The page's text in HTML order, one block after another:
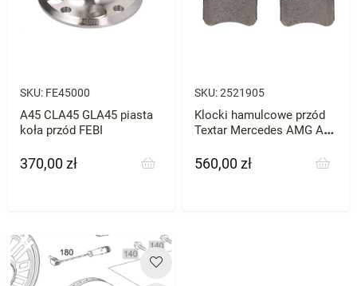
SKU: FE45000
A45 CLA45 GLA45 piasta
koła przód FEBI
Cena
370,00 zł
SKU:2521905
Klocki hamulcowe przód
Textar Mercedes AMG A45
X156
Cena
560,00 zł